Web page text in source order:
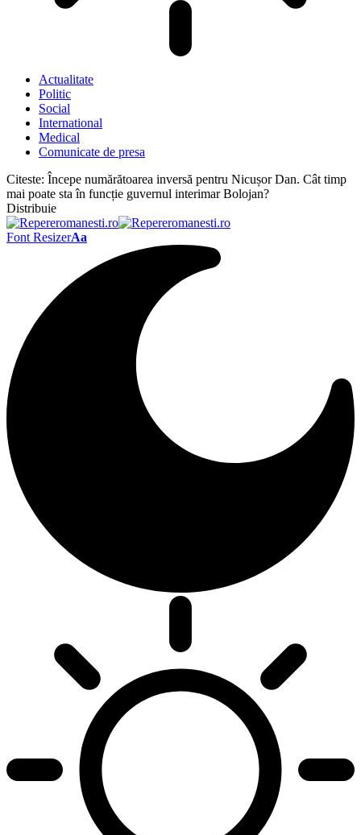
Actualitate
Politic
Social
International
Medical
Comunicate de presa
Citeste: Începe numărătoarea inversă pentru Nicușor Dan. Cât timp
mai poate sta în funcție guvernul interimar Bolojan?
Distribuie
Font ResizerAa